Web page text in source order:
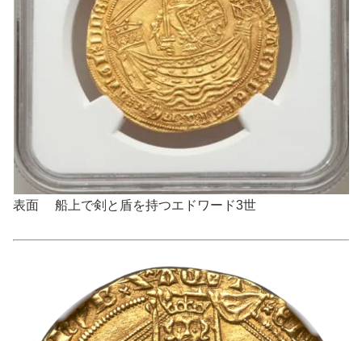
表面 船上で剣と盾を持つエドワード3世